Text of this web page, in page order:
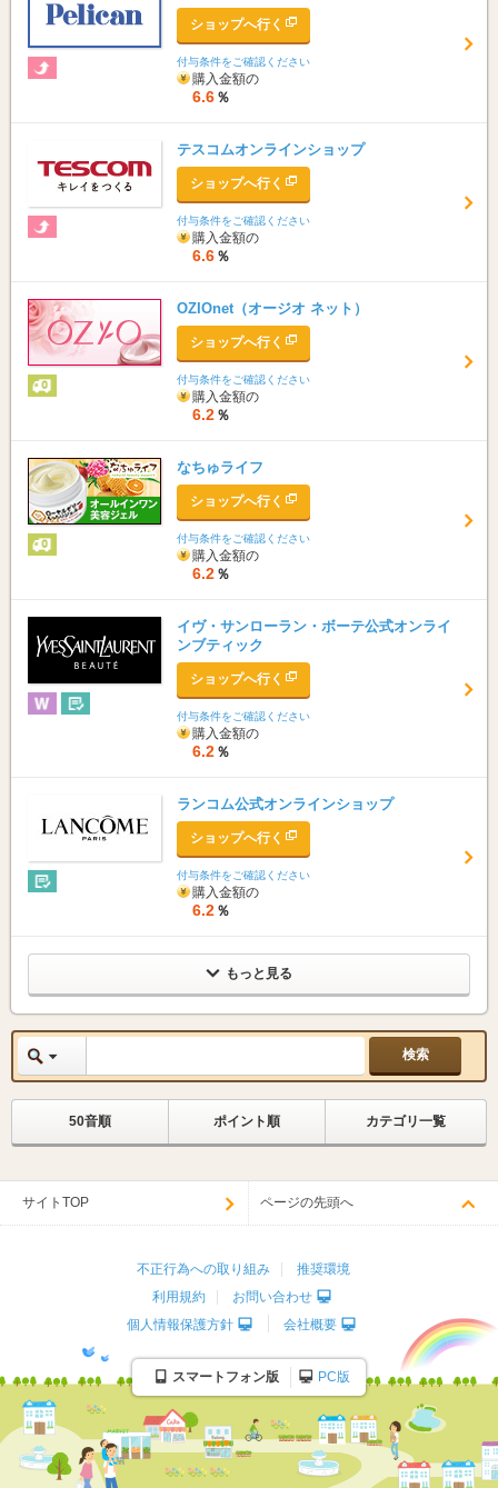
ショップへ行く
付与条件をご確認ください
購入金額の
6.6 ％
テスコムオンラインショップ
ショップへ行く
付与条件をご確認ください
購入金額の
6.6 ％
OZIOnet（オージオ ネット）
ショップへ行く
付与条件をご確認ください
購入金額の
6.2 ％
なちゅライフ
ショップへ行く
付与条件をご確認ください
購入金額の
6.2 ％
イヴ・サンローラン・ボーテ公式オンライ
ンブティック
ショップへ行く
付与条件をご確認ください
購入金額の
6.2 ％
ランコム公式オンラインショップ
ショップへ行く
付与条件をご確認ください
購入金額の
6.2 ％
もっと見る
50音順 ポイント順 カテゴリ一覧
サイトTOP ページの先頭へ
不正行為への取り組み
推奨環境
利用規約
お問い合わせ
個人情報保護方針
会社概要
スマートフォン版 PC版